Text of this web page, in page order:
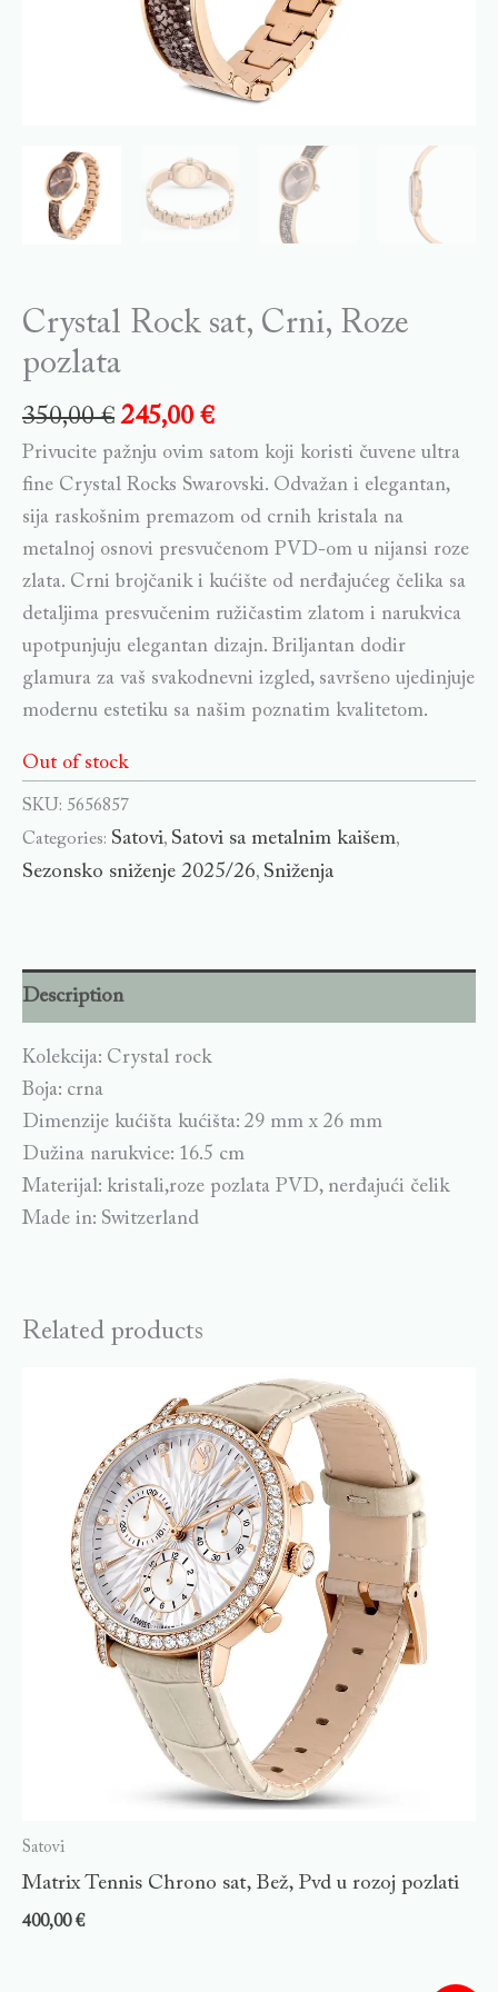
Crystal Rock sat, Crni, Roze
pozlata
350,00€ 245,00 €
Privucite pažnju ovim satom koji koristi čuvene ultra
fine Crystal Rocks Swarovski. Odvažan i elegantan,
sija raskošnim premazom od crnih kristala na
metalnoj osnovi presvučenom PVD-om u nijansi roze
zlata. Crni brojčanik i kućište od nerđajućeg čelika sa
detaljima presvučenim ružičastim zlatom i narukvica
upotpunjuju elegantan dizajn. Briljantan dodir
glamura za vaš svakodnevni izgled, savršeno ujedinjuje
modernu estetiku sa našim poznatim kvalitetom.
Out of stock
SKU: 5656857
Categories: Satovi, Satovi sa metalnim kaišem,
Sezonsko sniženje 2025/26, Sniženja
Description
Kolekcija: Crystal rock
Boja: crna
Dimenzije kućišta kućišta: 29 mm x 26 mm
Dužina narukvice: 16.5 cm
Materijal: kristali,roze pozlata PVD, nerđajući čelik
Made in: Switzerland
Related products
Satovi
Matrix Tennis Chrono sat, Bež, Pvd u rozoj pozlati
400,00€